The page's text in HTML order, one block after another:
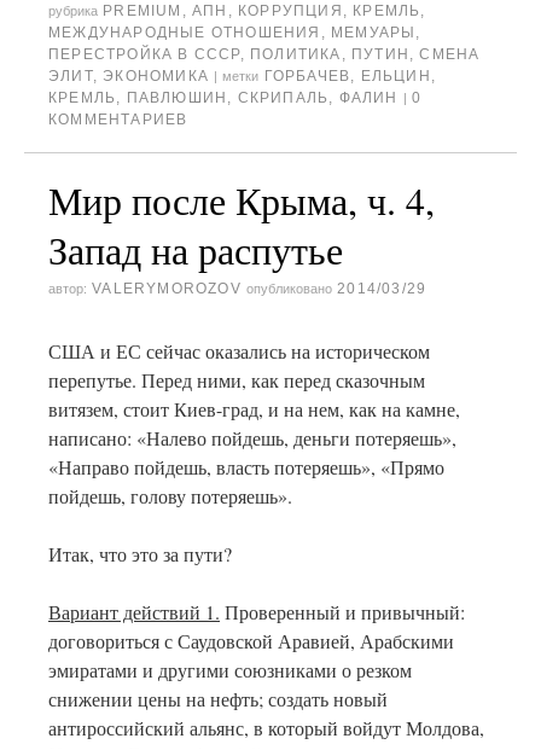
рубрика PREMIUM ,АПН , КОРРУПЦИЯ , КРЕМЛЬ,
МЕЖДУНАРОДНЫЕ ОТНОШЕНИЯ , МЕМУАРЫ ,
ПЕРЕСТРОЙКА В СССР, ПОЛИТИКА , ПУТИН ,СМЕНА
ЭЛИТ, ЭКОНОМИКА | метки ГОРБАЧЕВ, ЕЛЬЦИН ,
КРЕМЛЬ, ПАВЛЮШИН , СКРИПАЛЬ, ФАЛИН | 0
КОММЕНТАРИЕВ
Мир после Крыма, ч. 4,
Запад на распутье
автор: VALERYMOROZOV опубликовано 2014/03/29
США и ЕС сейчас оказались на историческом
перепутье. Перед ними, как перед сказочным
витязем, стоит Киев-град, и на нем, как на камне,
написано: «Налево пойдешь, деньги потеряешь»,
«Направо пойдешь, власть потеряешь», «Прямо
пойдешь, голову потеряешь».
Итак, что это за пути?
Вариант действий 1. Проверенный и привычный:
договориться с Саудовской Аравией, Арабскими
эмиратами и другими союзниками о резком
снижении цены на нефть; создать новый
антироссийский альянс, в который войдут Молдова,